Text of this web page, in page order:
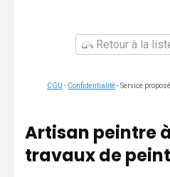
Retour à la
CGU - Confidentialité- Service
Artisan peintre
travaux de